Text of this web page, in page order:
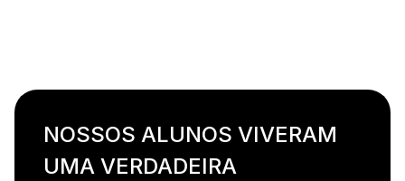
NOSSOS ALUNOS VIVERAM
UMA VERDADEIRA